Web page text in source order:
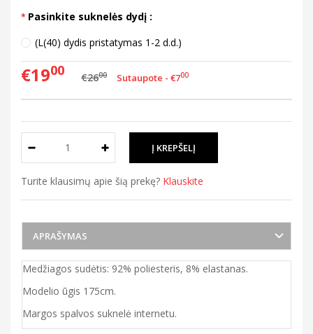
Pasinkite suknelės dydį :
(L(40) dydis pristatymas 1-2 d.d.)
€1900 €2600 Sutaupote - €700
Turite klausimų apie šią prekę? Klauskite
APRAŠYMAS
Medžiagos sudėtis: 92% poliesteris, 8% elastanas.
Modelio ūgis 175cm.
Margos spalvos suknelė internetu.